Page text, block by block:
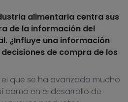
alimentaria centra sus
de la información del
¿Influye una información
de compra de los
que se ha avanzado mucho
como en el desarrollo de